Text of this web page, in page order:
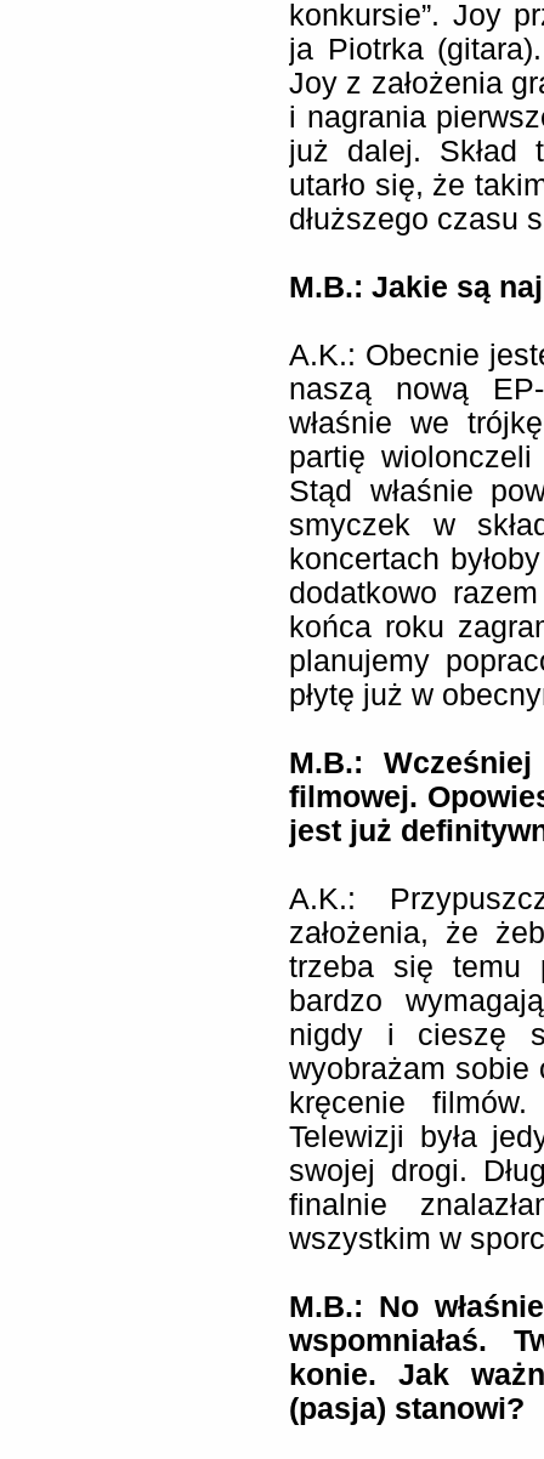
konkursie”. Joy
ja Piotrka
Joy z założenia
i nagrania
już dalej. Skład
utarło się, że
dłuższego czasu
M.B.: Jakie są
A.K.: Obecnie
naszą nową
właśnie we
partię
Stąd właśnie
smyczek w
koncertach
dodatkowo
końca roku
planujemy
płytę już w
M.B.:
filmowej.
jest już
A.K.:
założenia, że
trzeba się temu
bardzo
nigdy i cieszę
wyobrażam sobie
kręcenie
Telewizji była
swojej drogi.
finalnie
wszystkim w
M.B.: No
wspomniałaś.
konie. Jak
(pasja) stanowi?